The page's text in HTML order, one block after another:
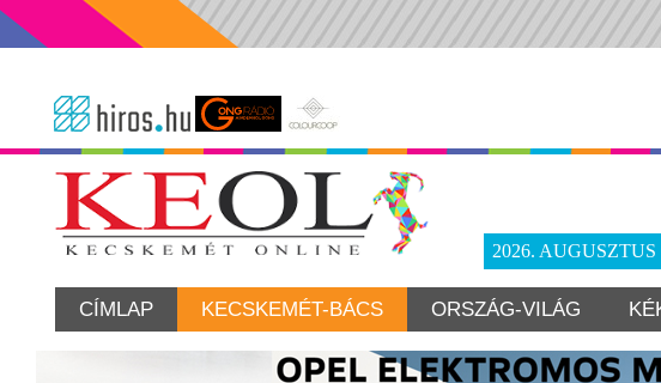
2026.
CÍMLAP KECSKEMÉT-BÁCS ORSZÁG-VILÁG